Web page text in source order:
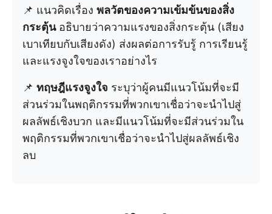
📌 แนวคิดเรื่อง พลวัตของความเข้มข้นของสิ่ง
กระตุ้นอธิบายว่าความแรงของสิ่งกระตุ้น (เสียง
เบาเทียบกับเสียงดัง) ส่งผลต่อการรับรู้ การเรียนรู้
และแรงจูงใจของเราอย่างไร
📌 ทฤษฎีแรงจูงใจ ระบุว่าผู้คนมีแนวโน้มที่จะมี
ส่วนร่วมในพฤติกรรมที่พวกเขาเชื่อว่าจะนำไปสู่
ผลลัพธ์เชิงบวก และมีแนวโน้มที่จะมีส่วนร่วมใน
พฤติกรรมที่พวกเขาเชื่อว่าจะนำไปสู่ผลลัพธ์เชิง
ลบ